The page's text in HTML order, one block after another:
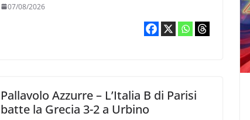
07/08/2026
Pallavolo Azzurre – L’Italia B di Parisi
batte la Grecia 3-2 a Urbino